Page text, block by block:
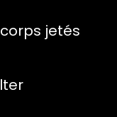
jetés